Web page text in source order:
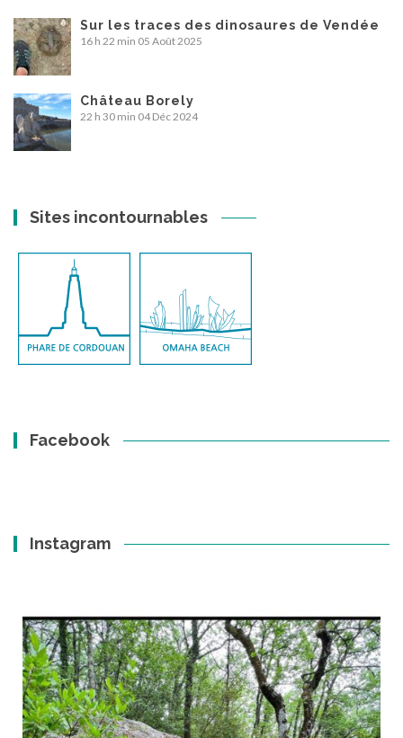
Sur les traces des dinosaures de Vendée
16 h 22 min 05 Août 2025
Château Borely
22 h 30 min 04 Déc 2024
Sites incontournables
Facebook
Instagram